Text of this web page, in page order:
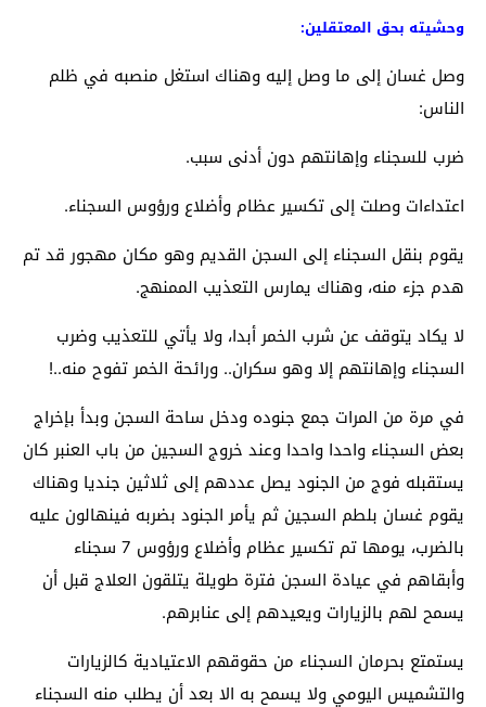
وحشيته بحق المعتقلين:
وصل غسان إلى ما وصل إليه وهناك استغل منصبه في ظلم
الناس:
ضرب للسجناء وإهانتهم دون أدنى سبب.
اعتداءات وصلت إلى تكسير عظام وأضلاع ورؤوس السجناء.
يقوم بنقل السجناء إلى السجن القديم وهو مكان مهجور قد تم
هدم جزء منه، وهناك يمارس التعذيب الممنهج.
لا يكاد يتوقف عن شرب الخمر أبدا، ولا يأتي للتعذيب وضرب
السجناء وإهانتهم إلا وهو سكران.. ورائحة الخمر تفوح منه..!
في مرة من المرات جمع جنوده ودخل ساحة السجن وبدأ بإخراج
بعض السجناء واحدا واحدا وعند خروج السجين من باب العنبر كان
يستقبله فوج من الجنود يصل عددهم إلى ثلاثين جنديا وهناك
يقوم غسان بلطم السجين ثم يأمر الجنود بضربه فينهالون عليه
بالضرب، يومها تم تكسير عظام وأضلاع ورؤوس 7 سجناء
وأبقاهم في عيادة السجن فترة طويلة يتلقون العلاج قبل أن
يسمح لهم بالزيارات ويعيدهم إلى عنابرهم.
يستمتع بحرمان السجناء من حقوقهم الاعتيادية كالزيارات
والتشميس اليومي ولا يسمح به الا بعد أن يطلب منه السجناء